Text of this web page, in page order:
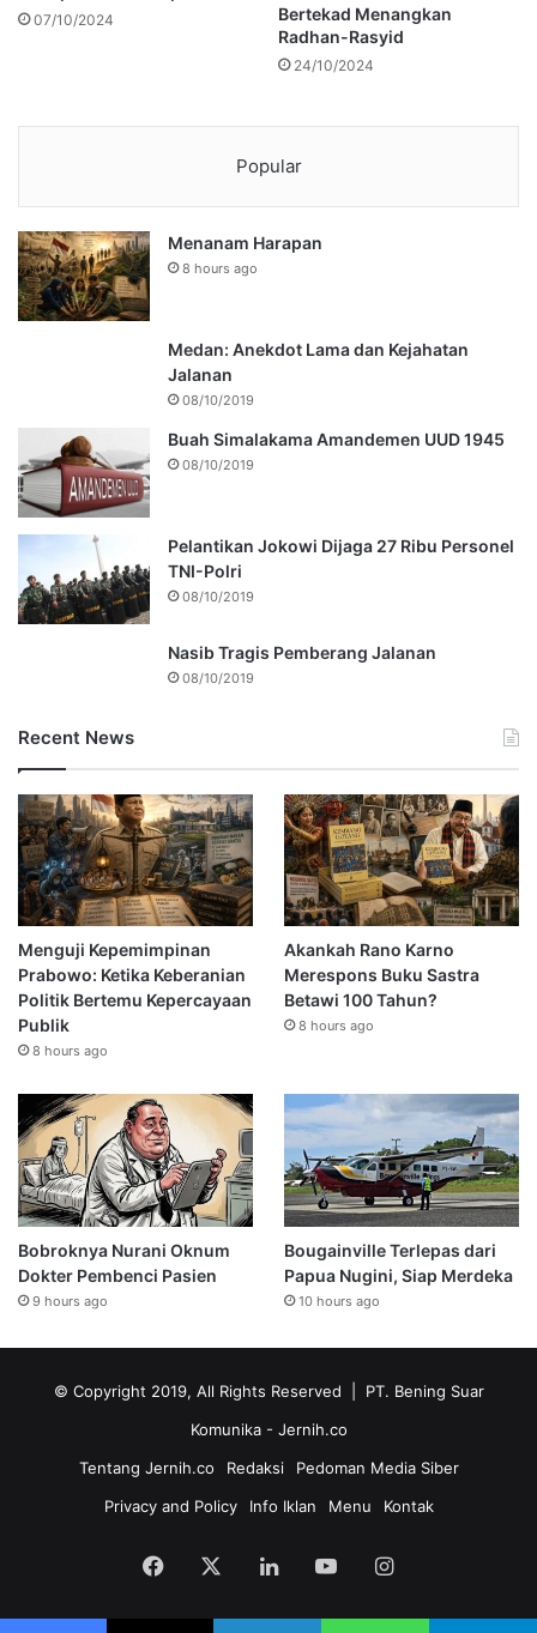
07/10/2024
Bertekad Menangkan
Radhan-Rasyid
24/10/2024
Popular
Menanam Harapan
8 hours ago
Medan: Anekdot Lama dan Kejahatan
Jalanan
08/10/2019
Buah Simalakama Amandemen UUD 1945
08/10/2019
Pelantikan Jokowi Dijaga 27 Ribu Personel
TNI-Polri
08/10/2019
Nasib Tragis Pemberang Jalanan
08/10/2019
Recent News
Menguji Kepemimpinan
Prabowo: Ketika Keberanian
Politik Bertemu Kepercayaan
Publik
8 hours ago
Akankah Rano Karno
Merespons Buku Sastra
Betawi 100 Tahun?
8 hours ago
Bobroknya Nurani Oknum
Dokter Pembenci Pasien
9 hours ago
Bougainville Terlepas dari
Papua Nugini, Siap Merdeka
10 hours ago
© Copyright 2019, All Rights Reserved | PT. Bening Suar
Komunika - Jernih.co
Tentang Jernih.co
Redaksi
Pedoman Media Siber
Privacy and Policy
Info Iklan Menu Kontak
Facebook LinkedInYouTubeInstagram